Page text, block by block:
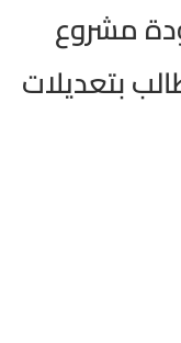
مشروع
بتعديلات